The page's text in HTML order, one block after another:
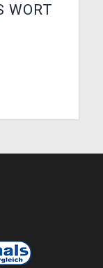
WORT